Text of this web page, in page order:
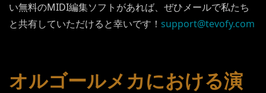
い無料のMIDI編集ソフトがあれば、ぜひメールで私たち
と共有していただけると幸いです！ support@tevofy.com
オルゴールメカにおける演